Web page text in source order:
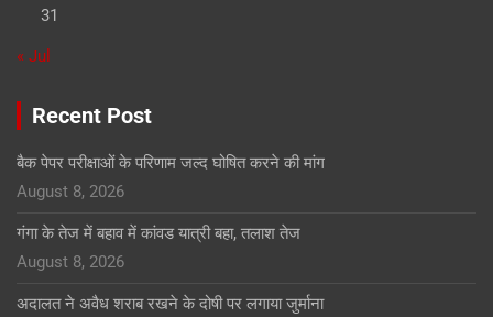
31
« Jul
Recent Post
बैक पेपर परीक्षाओं के परिणाम जल्द घोषित करने की मांग
August 8, 2026
गंगा के तेज में बहाव में कांवड यात्री बहा, तलाश तेज
August 8, 2026
अदालत ने अवैध शराब रखने के दोषी पर लगाया जुर्माना